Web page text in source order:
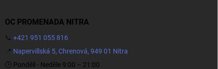
OC PROMENADA NITRA
📞 +421 951 055 816
📍 Napervillská 5, Chrenová, 949 01 Nitra
🕒 Pondělí - Neděle 9:00 – 21:00